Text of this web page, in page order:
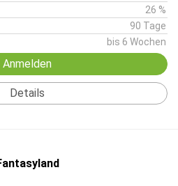
26 %
90 Tage
bis 6 Wochen
Anmelden
Details